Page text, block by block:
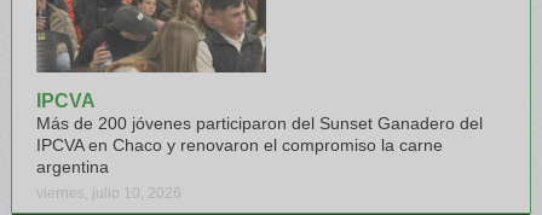
IPCVA
Más de 200 jóvenes participaron del Sunset Ganadero del
IPCVA en Chaco y renovaron el compromiso la carne
argentina
viernes, julio 10, 2026